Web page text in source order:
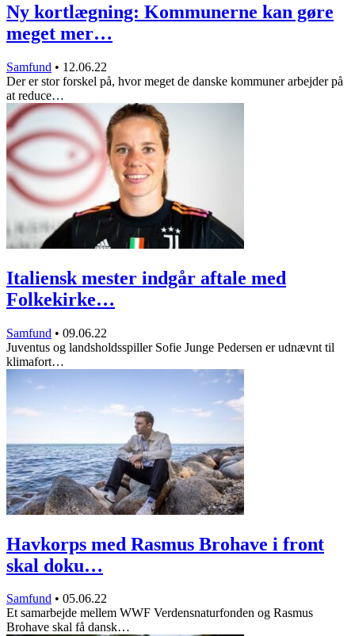
Ny kortlægning: Kommunerne kan gøre
meget mer…
Samfund • 12.06.22
Der er stor forskel på, hvor meget de danske kommuner arbejder på
at reduce…
Italiensk mester indgår aftale med
Folkekirke…
Samfund • 09.06.22
Juventus og landsholdsspiller Sofie Junge Pedersen er udnævnt til
klimafort…
Havkorps med Rasmus Brohave i front
skal doku…
Samfund • 05.06.22
Et samarbejde mellem WWF Verdensnaturfonden og Rasmus
Brohave skal få dansk…